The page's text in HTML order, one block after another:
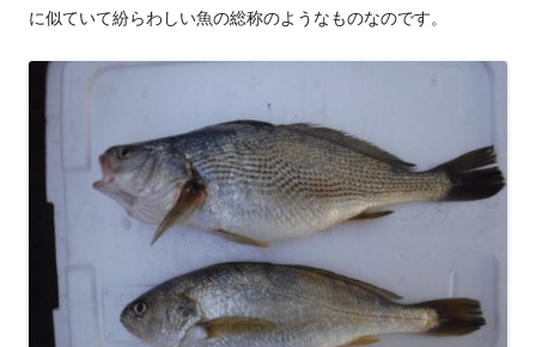
に似ていて紛らわしい魚の総称のようなものなのです。